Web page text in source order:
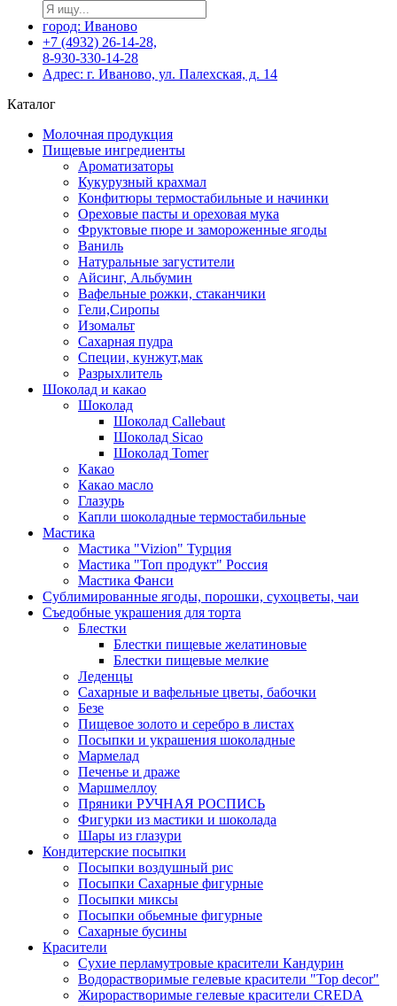
город: Иваново
+7 (4932) 26-14-28,
8-930-330-14-28
Адрес: г. Иваново, ул. Палехская, д. 14
Каталог
Молочная продукция
Пищевые ингредиенты
Ароматизаторы
Кукурузный крахмал
Конфитюры термостабильные и начинки
Ореховые пасты и ореховая мука
Фруктовые пюре и замороженные ягоды
Ваниль
Натуральные загустители
Айсинг, Альбумин
Вафельные рожки, стаканчики
Гели,Сиропы
Изомальт
Сахарная пудра
Специи, кунжут,мак
Разрыхлитель
Шоколад и какао
Шоколад
Шоколад Callebaut
Шоколад Sicao
Шоколад Tomer
Какао
Какао масло
Глазурь
Капли шоколадные термостабильные
Мастика
Мастика "Vizion" Турция
Мастика "Топ продукт" Россия
Мастика Фанси
Сублимированные ягоды, порошки, сухоцветы, чаи
Съедобные украшения для торта
Блестки
Блестки пищевые желатиновые
Блестки пищевые мелкие
Леденцы
Сахарные и вафельные цветы, бабочки
Безе
Пищевое золото и серебро в листах
Посыпки и украшения шоколадные
Мармелад
Печенье и драже
Маршмеллоу
Пряники РУЧНАЯ РОСПИСЬ
Фигурки из мастики и шоколада
Шары из глазури
Кондитерские посыпки
Посыпки воздушный рис
Посыпки Сахарные фигурные
Посыпки миксы
Посыпки обьемные фигурные
Сахарные бусины
Красители
Сухие перламутровые красители Кандурин
Водорастворимые гелевые красители "Top decor"
Жирорастворимые гелевые красители CREDA